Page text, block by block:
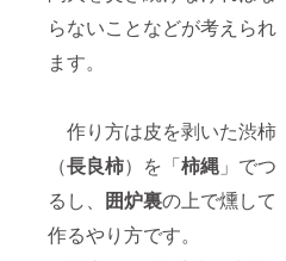
らないことなどが考えられ
ます。
作り方は皮を剥いた渋柿
（長良柿）を「柿縄 」でつ
るし、 囲炉裏の上で燻して
作るやり方です。